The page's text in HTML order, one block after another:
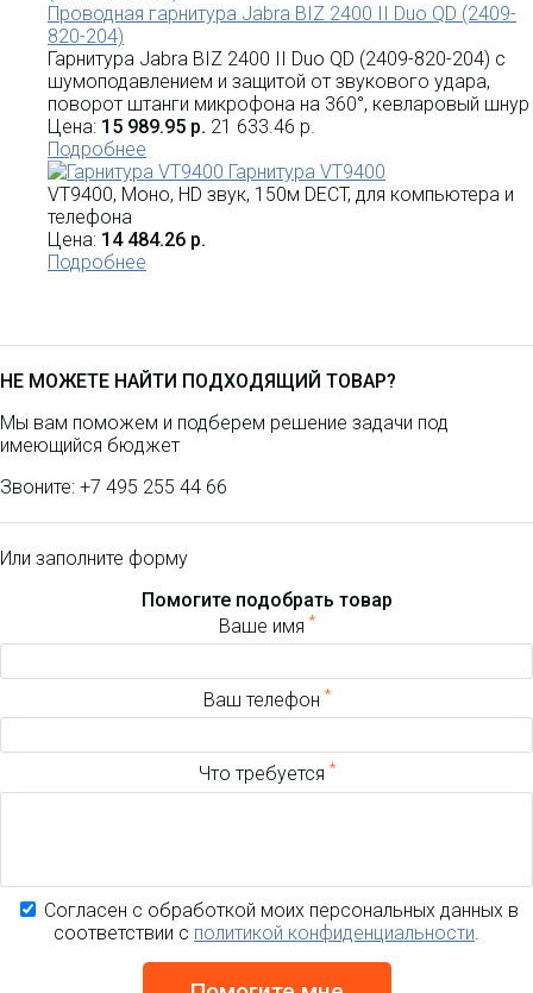
Проводная гарнитура Jabra BIZ 2400 II Duo QD (2409-
820-204)
Гарнитура Jabra BIZ 2400 II Duo QD (2409-820-204) с
шумоподавлением и защитой от звукового удара,
поворот штанги микрофона на 360°, кевларовый шнур
Цена: 15 989.95 р. 21 633.46 р.
Подробнее
Гарнитура VT9400
VT9400, Моно, HD звук, 150м DECT, для компьютера и
телефона
Цена: 14 484.26 р.
Подробнее
НЕ МОЖЕТЕ НАЙТИ ПОДХОДЯЩИЙ ТОВАР?
Мы вам поможем и подберем решение задачи под
имеющийся бюджет
Звоните: +7 495 255 44 66
Или заполните форму
Помогите подобрать товар
Ваше имя *
Ваш телефон *
Что требуется *
Согласен с обработкой моих персональных данных в
соответствии с политикой конфиденциальности